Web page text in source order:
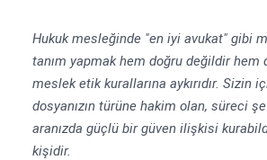
Hukuk mesleğinde "en iyi avukat" gibi
tanım yapmak hem doğru değildir hem
meslek etik kurallarına aykırıdır. Sizin
dosyanızın türüne hakim olan, süreci
aranızda güçlü bir güven ilişkisi
kişidir.